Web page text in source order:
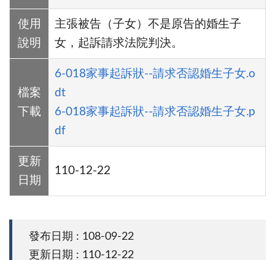
使用
說明
主張被告（子女）不是原告的婚生子
女，起訴請求法院判決。
檔案
下載
6-018家事起訴狀--請求否認婚生子女.o
dt
6-018家事起訴狀--請求否認婚生子女.p
df
更新
日期
110-12-22
發布日期 : 108-09-22
更新日期 : 110-12-22